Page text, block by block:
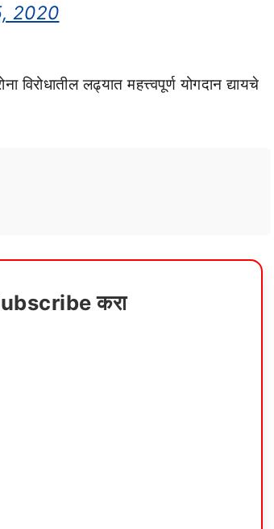
2020
विरोधातील लढ्यात महत्त्वपूर्ण योगदान द्यायचे
करा